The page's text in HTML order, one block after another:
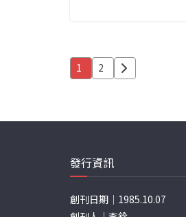
文
分
頁
1 2
發行資訊
創刊日期｜1985.10.07